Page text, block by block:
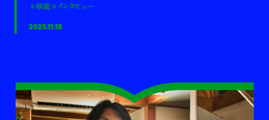
＃映画＃インタビュー
2025.11.18